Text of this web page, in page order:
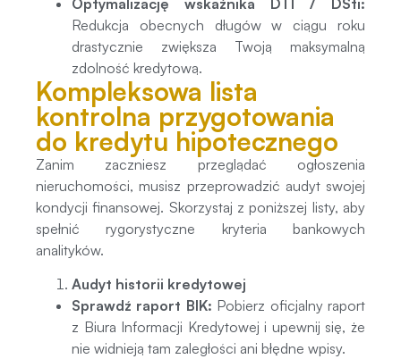
Redukcja obecnych długów w ciągu roku
drastycznie zwiększa Twoją maksymalną
zdolność kredytową.
Kompleksowa lista
kontrolna przygotowania
do kredytu hipotecznego
Zanim zaczniesz przeglądać ogłoszenia
nieruchomości, musisz przeprowadzić audyt swojej
kondycji finansowej. Skorzystaj z poniższej listy, aby
spełnić rygorystyczne kryteria bankowych
analityków.
Audyt historii kredytowej
Sprawdź raport BIK: Pobierz oficjalny raport
z Biura Informacji Kredytowej i upewnij się, że
nie widnieją tam zaległości ani błędne wpisy.